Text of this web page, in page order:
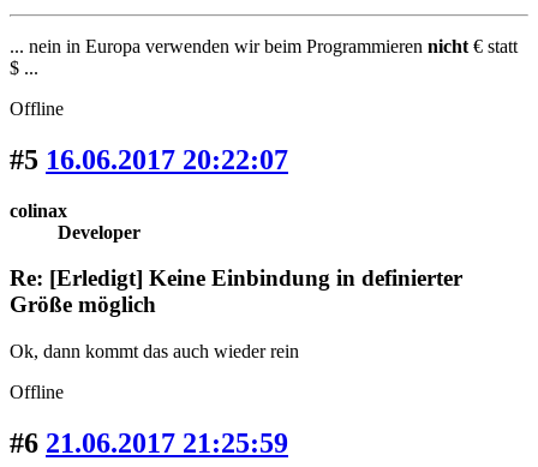
... nein in Europa verwenden wir beim Programmieren nicht € statt
$ ...
Offline
#5 16.06.2017 20:22:07
colinax
Developer
Re: [Erledigt] Keine Einbindung in definierter
Größe möglich
Ok, dann kommt das auch wieder rein
Offline
#6 21.06.2017 21:25:59